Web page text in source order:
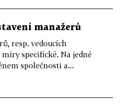
manažerů
resp. vedoucích
specifické. Na jedné
společnosti a...